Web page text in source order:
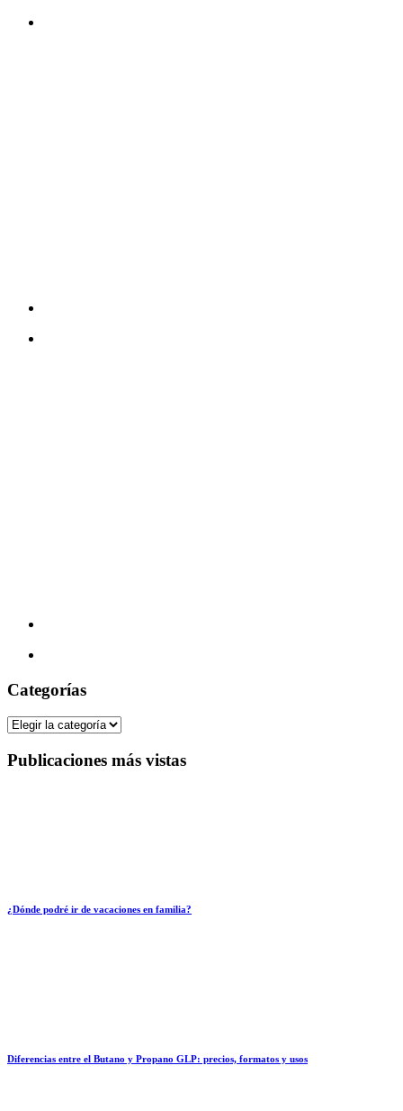
Categorías
Categorías
Publicaciones más vistas
¿Dónde podré ir de vacaciones en familia?
Diferencias entre el Butano y Propano GLP: precios, formatos y usos